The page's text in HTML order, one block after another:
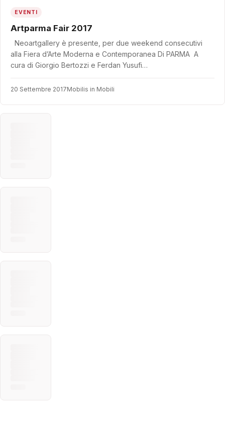
EVENTI
Artparma Fair 2017
Neoartgallery è presente, per due weekend consecutivi
alla Fiera d’Arte Moderna e Contemporanea Di PARMA A
cura di Giorgio Bertozzi e Ferdan Yusufi…
20 Settembre 2017Mobilis in Mobili